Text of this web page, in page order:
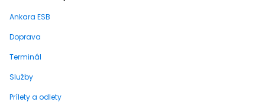
Ankara ESB
Doprava
Terminál
Služby
Prílety a odlety